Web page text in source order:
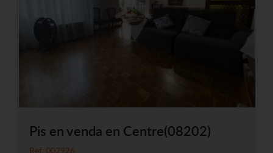
Pis en venda en Centre(08202)
Ref. 002926